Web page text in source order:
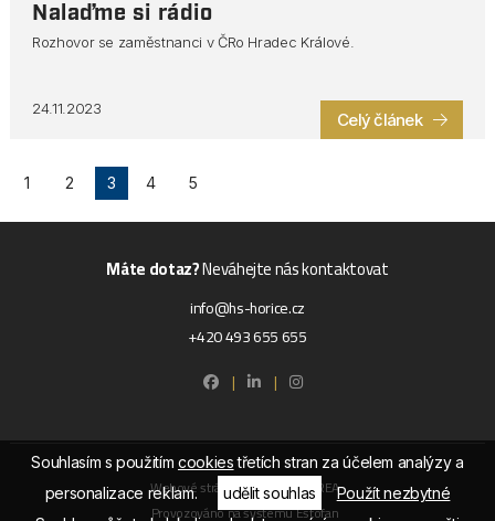
Nalaďme si rádio
Rozhovor se zaměstnanci v ČRo Hradec Králové.
24.11.2023
Celý článek
1 2 3 4 5
Máte dotaz?Neváhejte nás kontaktovat
info@hs-horice.cz
+420 493 655 655
|
|
Webové stránky ©2026 PANKREA
Provozováno na systému Estofan
Souhlasím s použitím cookiestřetích stran za účelem analýzy a
personalizace reklam.
udělit souhlas
Použít nezbytné